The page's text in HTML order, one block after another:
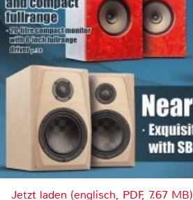
Jetzt laden (englisch, PDF, 7.67 MB)